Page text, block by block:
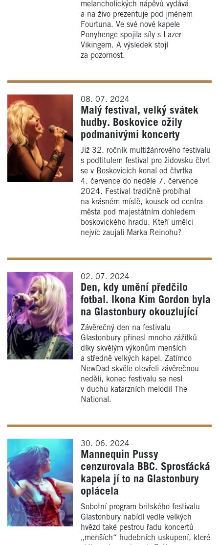
melancholických nápěvů vydává
a na živo prezentuje pod jménem
Fourtuna. Ve své nové kapele
Ponyhenge spojila síly s Lazer
Vikingem. A výsledek stojí
za pozornost.
08. 07. 2024
Malý festival, velký svátek
hudby. Boskovice ožily
podmanivými koncerty
Již 32. ročník multižánrového festivalu
s podtitulem festival pro židovsku čtvrt
se v Boskovicích konal od čtvrtka
4. července do neděle 7. července
2024. Festival tradičně probíhal
na krásném místě, kousek od centra
města pod majestátním dohledem
boskovického hradu. Kteří umělci
nejvíc zaujali Marka Reinohu?
02. 07. 2024
Den, kdy umění předčilo
fotbal. Ikona Kim Gordon byla
na Glastonbury okouzlující
Závěrečný den na festivalu
Glastonbury přinesl mnoho zážitků
díky skvělým výkonům menších
a středně velkých kapel. Zatímco
NewDad skvěle otevřeli závěrečnou
neděli, konec festivalu se nesl
v duchu katarzních melodií The
National.
30. 06. 2024
Mannequin Pussy
cenzurovala BBC. Sprosťácká
kapela jí to na Glastonbury
oplácela
Sobotní program britského festivalu
Glastonbury nabídl vedle velkých
hvězd také pestrou řadu koncertů
„menších“ hudebních uskupení, které